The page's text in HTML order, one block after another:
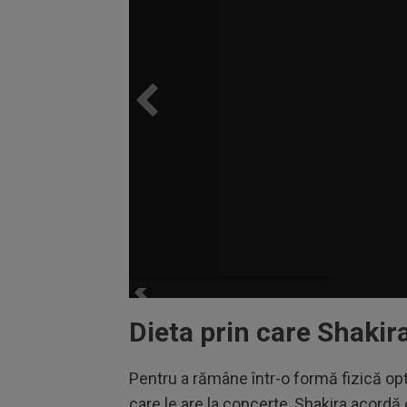
Dieta prin care
Pentru a rămâne într-o formă fizică